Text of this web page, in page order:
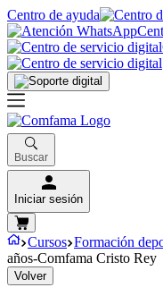
Centro de ayuda
Buscar
Iniciar sesión
Cursos Formación
años-Comfama Cristo Rey
Volver